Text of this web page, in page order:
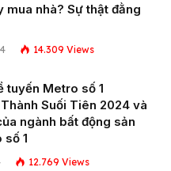
mua nhà? Sự thật đằng
14.309 Views
tuyến Metro số 1
Suối Tiên 2024 và
ngành bất động sản
số 1
12.769 Views